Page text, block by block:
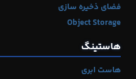
فضای ذخیره سازی
Object Storage
هاستینگ
هاست ابری